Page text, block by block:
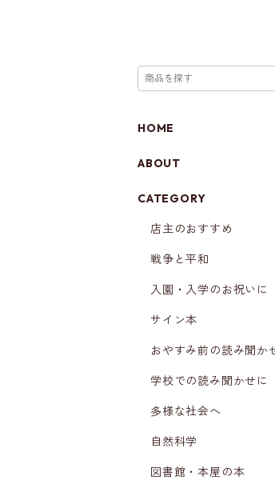
HOME
ABOUT
CATEGORY
店主のおすすめ
戦争と平和
入園・入学のお祝いに
サイン本
おやすみ前の読み聞か
学校での読み聞かせに
多様な社会へ
自然科学
図書館・本屋の本